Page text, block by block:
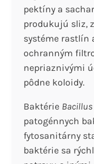
pektíny a
produkujú sliz,
systéme rastlín
ochranným
nepriaznivými
pôdne koloidy.
Baktérie
patogénnych
fytosanitárny
baktérie sa